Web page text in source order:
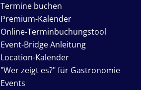
Termine buchen
Premium-Kalender
Online-Terminbuchungstool
Event-Bridge Anleitung
Location-Kalender
"Wer zeigt es?" für Gastronomie
Events